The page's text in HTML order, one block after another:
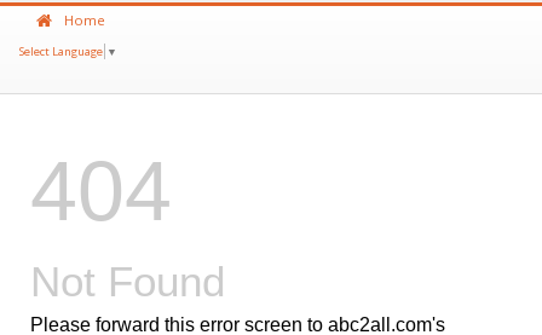
Home
Select Language ▼